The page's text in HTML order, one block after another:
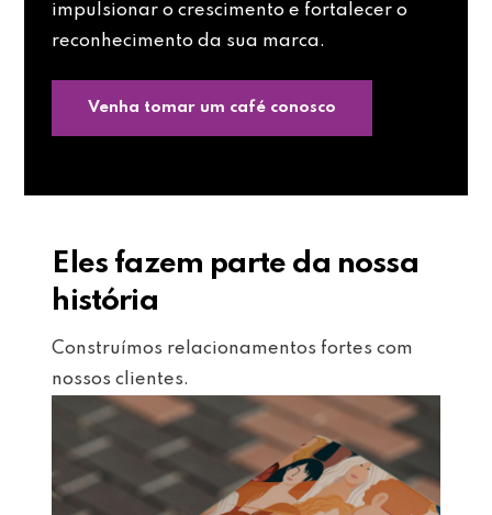
impulsionar o crescimento e fortalecer o
reconhecimento da sua marca.
Venha tomar um café conosco
Eles fazem parte da nossa
história
Construímos relacionamentos fortes com
nossos clientes.